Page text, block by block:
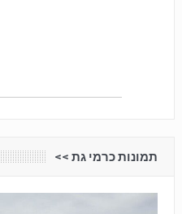
תמונות כרמי גת <<